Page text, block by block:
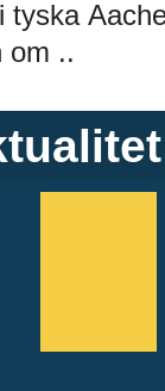
tyska
om ..